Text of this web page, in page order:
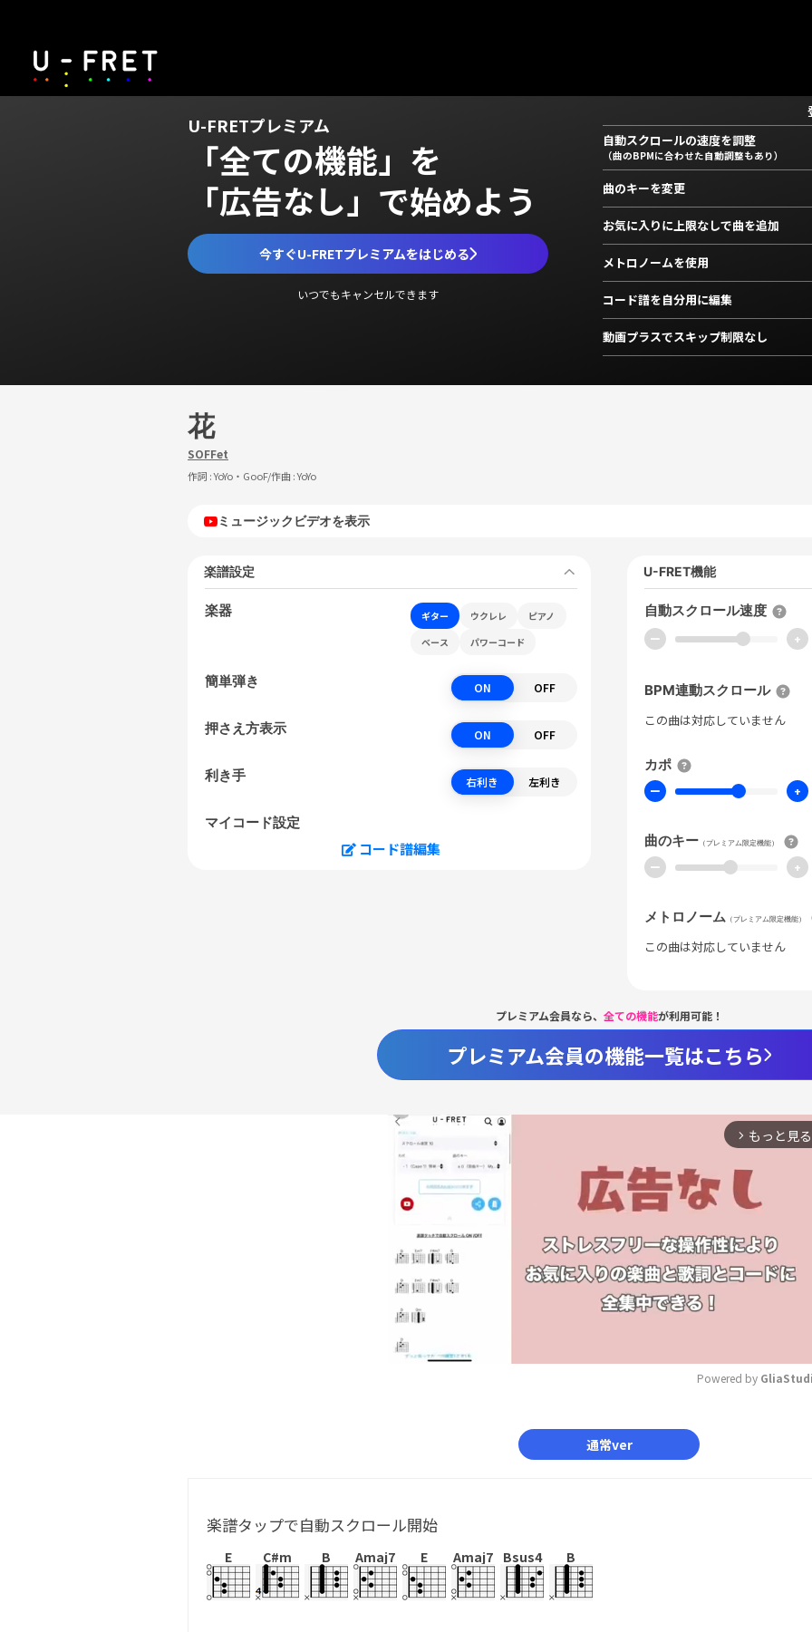
U-FRETプレミアム
「全ての機能」を
「広告なし」で始めよう
今すぐU-FRETプレミアムをはじめる
いつでもキャンセルできます
自動スクロールの速度を調整
（曲のBPMに合わせた自動調整もあり）
曲のキーを変更
お気に入りに上限なしで曲を追加
メトロノームを使用
コード譜を自分用に編集
動画プラスでスキップ制限なし
花
SOFFet
作詞 :YoYo・GooF/作曲 :YoYo
ミュージックビデオを表示
楽譜設定
楽器 ギター ウクレレ
ピアノ
ベース
パワーコード
簡単弾き ON OFF
押さえ方表示 ON OFF
利き手 右利き 左利き
マイコード設定
コード譜編集
U-FRET機能
自動スクロール速度
ー +
BPM連動スクロール
この曲は対応していません
カポ
ー +
曲のキー （プレミアム限定機能）
ー +
メトロノーム （プレミアム限定機能）
この曲は対応していません
プレミアム会員なら、 全ての機能が利用可能！
プレミアム会員の機能一覧はこちら
arrow_forward_ios もっと見る
Powered by
通常ver
楽譜タップで自動スクロール開始
E C#m B Amaj7 E Amaj7 Bsus4 B